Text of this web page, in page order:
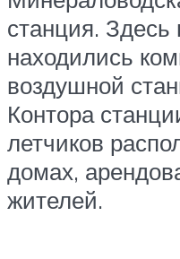
станция.
находились
воздушной
Контора
летчиков
домах,
жителей.